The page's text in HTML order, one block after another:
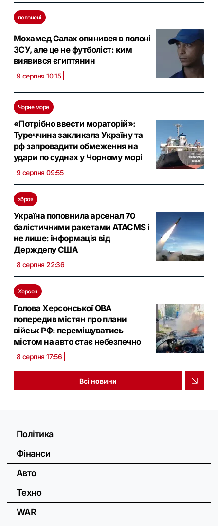
полонені
Мохамед Салах опинився в полоні
ЗСУ, але це не футболіст: ким
виявився єгиптянин
9 серпня 10:15
Чорне море
«Потрібно ввести мораторій»:
Туреччина закликала Україну та
рф запровадити обмеження на
удари по суднах у Чорному морі
9 серпня 09:55
зброя
Україна поповнила арсенал 70
балістичними ракетами ATACMS і
не лише: інформація від
Держдепу США
8 серпня 22:36
Херсон
Голова Херсонської ОВА
попередив містян про плани
військ РФ: переміщуватись
містом на авто стає небезпечно
8 серпня 17:56
Всі новини
Політика
Фінанси
Авто
Техно
WAR